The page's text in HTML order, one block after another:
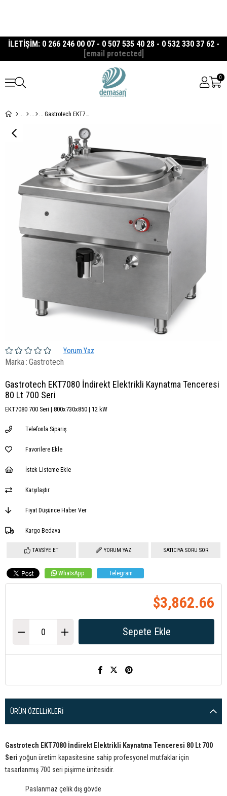
İLETİŞİM: 0 266 246 00 07 - 0 507 535 40 28 - 0 532 330 37 62 -
[email protected]
0
Gastrotech EKT7080 İndirekt Elektrikli Kaynatma Tenceresi 80 Lt 700 Seri
Yorum Yaz
Marka: Gastrotech
Gastrotech EKT7080 İndirekt Elektrikli Kaynatma Tenceresi
80 Lt 700 Seri
EKT7080 700 Seri | 800x730x850 | 12 kW
Telefonla Sipariş
Favorilere Ekle
İstek Listeme Ekle
Karşılaştır
Fiyat Düşünce Haber Ver
Kargo Bedava
TAVSIYE ET YORUM YAZ SATICIYA SORU SOR
WhatsApp Telegram
$3,862.66
ÜRÜN ÖZELLIKLERI
Gastrotech EKT7080 İndirekt Elektrikli Kaynatma Tenceresi 80 Lt 700
Seri yoğun üretim kapasitesine sahip profesyonel mutfaklar için
tasarlanmış 700 seri pişirme ünitesidir.
Paslanmaz çelik dış gövde